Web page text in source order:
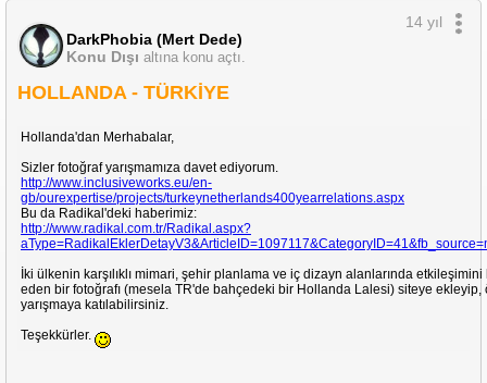
DarkPhobia (Mert Dede)
Konu Dışı altına konu açtı.
14 yıl
HOLLANDA - TÜRKİYE
Hollanda'dan Merhabalar,
Sizler fotoğraf yarışmamıza davet ediyorum.
http://www.inclusiveworks.eu/en-
gb/ourexpertise/projects/turkeynetherlands400yearrelations.aspx
Bu da Radikal'deki haberimiz:
http://www.radikal.com.tr/Radikal.aspx?
İki ülkenin karşılıklı mimari, şehir planlama ve iç dizayn alanlarında etkileşimini
eden bir fotoğrafı (mesela TR'de bahçedeki bir Hollanda Lalesi) siteye ekleyip,
yarışmaya katılabilirsiniz.
Teşekkürler.